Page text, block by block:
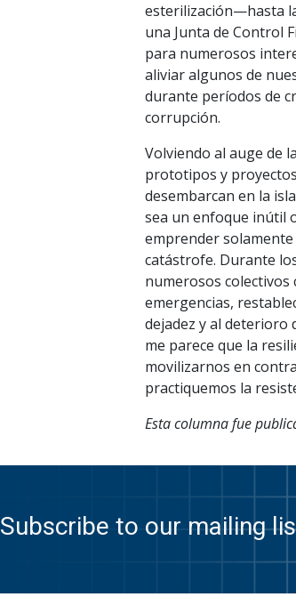
esterilización—hasta
una Junta de Control
para numerosos
aliviar algunos de
durante períodos de
corrupción.
Volviendo al auge de
prototipos y
desembarcan en la
sea un enfoque inútil
emprender
catástrofe. Durante
numerosos
emergencias,
dejadez y al deterioro
me parece que la
movilizarnos en
practiquemos la
Esta columna fue
Subscribe to our mailing